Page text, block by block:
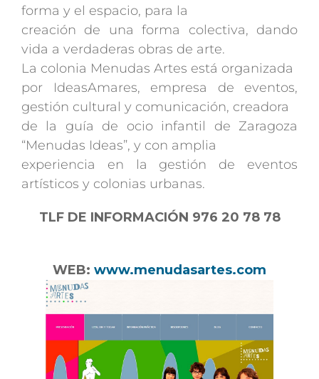
forma y el espacio, para la
creación de una forma colectiva, dando
vida a verdaderas obras de arte.
La colonia Menudas Artes está organizada
por IdeasAmares, empresa de eventos,
gestión cultural y comunicación, creadora
de la guía de ocio infantil de Zaragoza
“Menudas Ideas”, y con amplia
experiencia en la gestión de eventos
artísticos y colonias urbanas.
TLF DE INFORMACIÓN 976 20 78 78
WEB: www.menudasartes.com